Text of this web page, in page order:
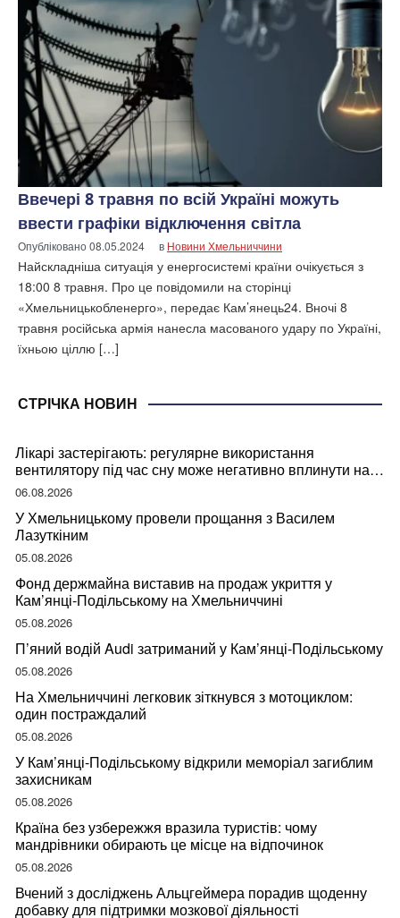
Ввечері 8 травня по всій Україні можуть
ввести графіки відключення світла
Опубліковано08.05.2024 в Новини Хмельниччини
Найскладніша ситуація у енергосистемі країни очікується з
18:00 8 травня. Про це повідомили на сторінці
«Хмельницькобленерго», передає Кам’янець24. Вночі 8
травня російська армія нанесла масованого удару по Україні,
їхньою ціллю […]
СТРІЧКА НОВИН
Лікарі застерігають: регулярне використання
вентилятору під час сну може негативно вплинути на
ваше здоров’я
06.08.2026
У Хмельницькому провели прощання з Василем
Лазуткіним
05.08.2026
Фонд держмайна виставив на продаж укриття у
Кам’янці-Подільському на Хмельниччині
05.08.2026
П’яний водій Audi затриманий у Кам’янці-Подільському
05.08.2026
На Хмельниччині легковик зіткнувся з мотоциклом:
один постраждалий
05.08.2026
У Кам’янці-Подільському відкрили меморіал загиблим
захисникам
05.08.2026
Країна без узбережжя вразила туристів: чому
мандрівники обирають це місце на відпочинок
05.08.2026
Вчений з досліджень Альцгеймера порадив щоденну
добавку для підтримки мозкової діяльності